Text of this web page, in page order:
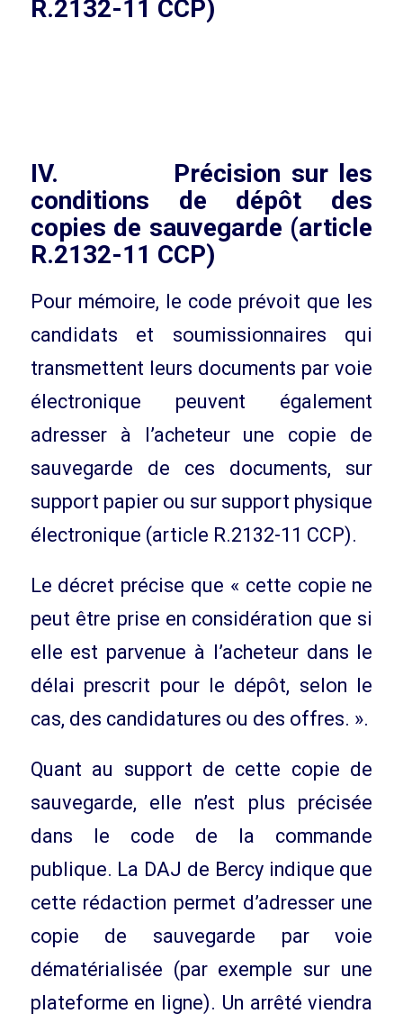
R.2132-11 CCP)
IV. Précision sur les
conditions de dépôt des
copies de sauvegarde (article
R.2132-11 CCP)
Pour mémoire, le code prévoit que les
candidats et soumissionnaires qui
transmettent leurs documents par voie
électronique peuvent également
adresser à l’acheteur une copie de
sauvegarde de ces documents, sur
support papier ou sur support physique
électronique (article R.2132-11 CCP).
Le décret précise que « cette copie ne
peut être prise en considération que si
elle est parvenue à l’acheteur dans le
délai prescrit pour le dépôt, selon le
cas, des candidatures ou des offres. ».
Quant au support de cette copie de
sauvegarde, elle n’est plus précisée
dans le code de la commande
publique. La DAJ de Bercy indique que
cette rédaction permet d’adresser une
copie de sauvegarde par voie
dématérialisée (par exemple sur une
plateforme en ligne). Un arrêté viendra